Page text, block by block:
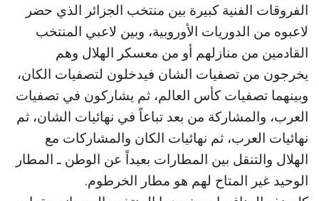
الفروقات الفنية كبيرة بين منتخب الجزائر الذي حضر
لاعبوه من الدوريات الأوروبية، وبين لاعبي المنتخب
القادمين من منازلهم أو من معسكر الهلال وهم
يخرجون من تصفيات الشان فيدخلون لتصفيات الكان،
وبينهما تصفيات كأس العالم، ثم يشاركون في تصفيات
العرب، والمشاركة من بعد تباعاً في نهائيات الشان، ثم
نهائيات العرب، ثم نهائيات الكان والمشاركات مع
الهلال والتنقل بين المطارات بعيداً عن الوطن ـ المطار
الوحيد غير المتاح لهم هو مطار الخرطوم.